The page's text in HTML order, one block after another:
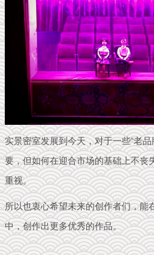
实景密室发展到今天，对于一些“老品
要，但如何在迎合市场的基础上不丧
重视。
所以也衷心希望未来的创作者们，能
中，创作出更多优秀的作品。